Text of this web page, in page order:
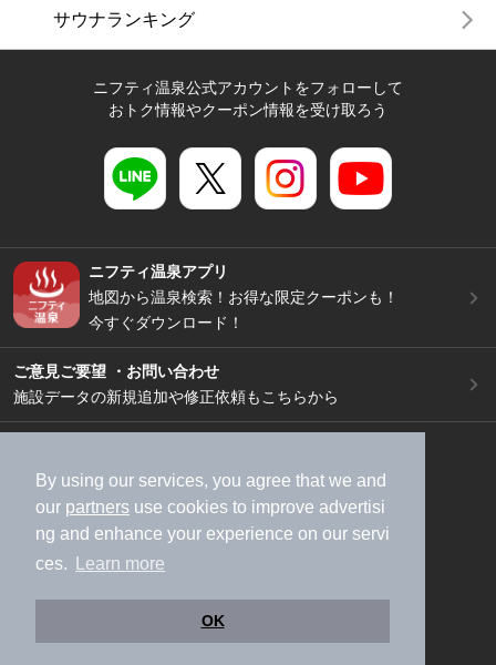
By using our services, you agree that we and
our partners use cookies to improve advertisi
ng and enhance your experience on our servi
ces.
Learn more
OK
サウナランキング
ニフティ温泉公式アカウントをフォローして
おトク情報やクーポン情報を受け取ろう
ニフティ温泉アプリ
地図から温泉検索！お得な限定クーポンも！
今すぐダウンロード！
ご意見ご要望 ・お問い合わせ
施設データの新規追加や修正依頼もこちらから
加盟店募集（資料請求）
広告出稿のご案内
利用規約
ライフスタイルMEMBERS+規約
特定商取引法に基づく表記
ヘルプ
採用情報
運営会社